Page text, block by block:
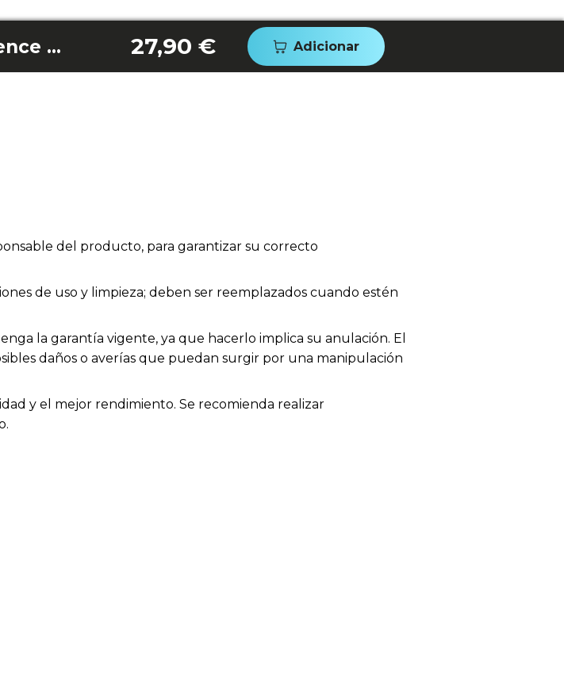
Lâmina (pacote com 5) Energysilence Aero 495 27,90 € Adicionar
del producto, para garantizar su correcto
de uso y limpieza; deben ser reemplazados cuando estén
la garantía vigente, ya que hacerlo implica su anulación. El
daños o averías que puedan surgir por una manipulación
y el mejor rendimiento. Se recomienda realizar